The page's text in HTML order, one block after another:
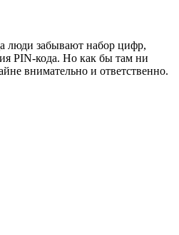
люди забывают набор цифр,
PIN-кода. Но как бы там ни
внимательно и ответственно.